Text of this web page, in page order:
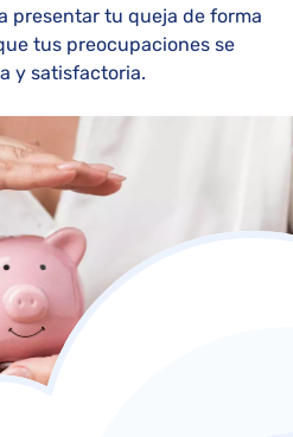
presentar tu queja de forma
tus preocupaciones se
y satisfactoria.